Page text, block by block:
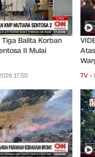
Tiga Balita Korban
II Mulai
17:50 TV•